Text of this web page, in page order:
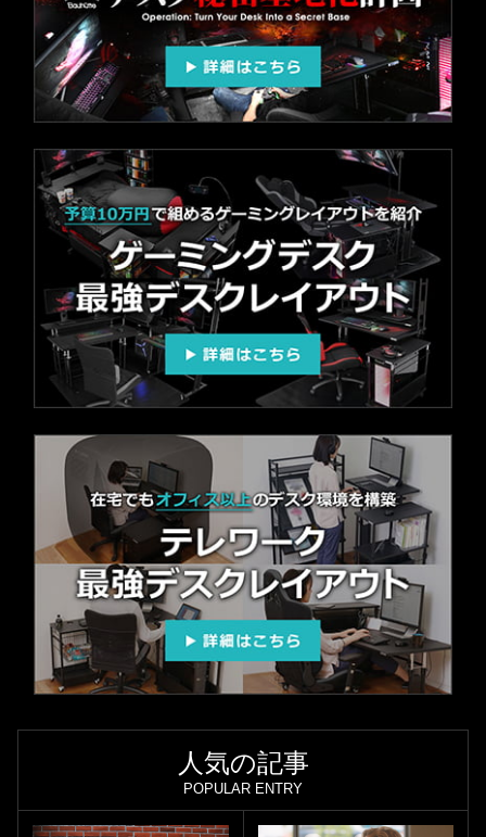
人気の記事
POPULAR ENTRY